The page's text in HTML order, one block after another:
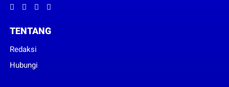
TENTANG
Redaksi
Hubungi